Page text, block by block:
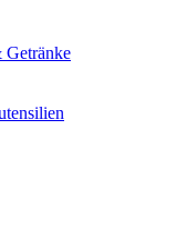
Getränke